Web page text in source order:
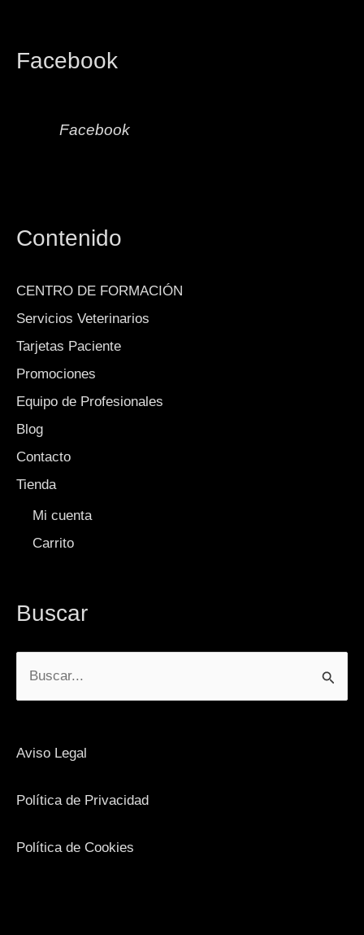
Facebook
Facebook
Contenido
CENTRO DE FORMACIÓN
Servicios Veterinarios
Tarjetas Paciente
Promociones
Equipo de Profesionales
Blog
Contacto
Tienda
Mi cuenta
Carrito
Buscar
Buscar
Aviso Legal
Política de Privacidad
Política de Cookies